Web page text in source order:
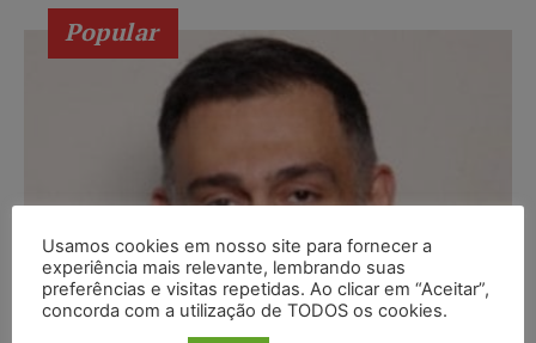
Popular
Usamos cookies em nosso site para fornecer a
experiência mais relevante, lembrando suas
preferências e visitas repetidas. Ao clicar em “Aceitar”,
concorda com a utilização de TODOS os cookies.